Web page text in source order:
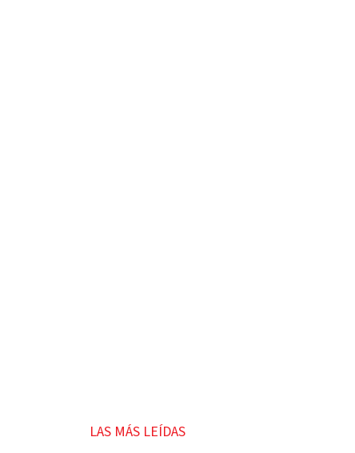
LAS MÁS LEÍDAS